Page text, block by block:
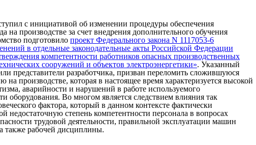
с инициативой об изменении процедуры обеспечения
на производстве за счет внедрения дополнительного обучения
подготовило проект Федерального закона N 1117053-6
в отдельные законодательные акты Российской Федерации
компетентности работников опасных производственных
сооружений и объектов электроэнергетики». Указанный
представители разработчика, призван переломить сложившуюся
на производстве, которая в настоящее время характеризуется высокой
аварийности и нарушений в работе используемого
оборудования. Во многом является следствием влияния так
фактора, который в данном контексте фактически
недостаточную степень компетентности персонала в вопросах
трудовой деятельности, правильной эксплуатации машин
также рабочей дисциплины.